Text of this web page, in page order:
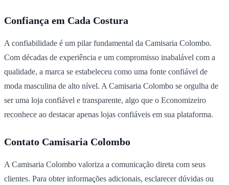
Confiança em Cada Costura
A confiabilidade é um pilar fundamental da Camisaria Colombo.
Com décadas de experiência e um compromisso inabalável com a
qualidade, a marca se estabeleceu como uma fonte confiável de
moda masculina de alto nível. A Camisaria Colombo se orgulha de
ser uma loja confiável e transparente, algo que o Economizeiro
reconhece ao destacar apenas lojas confiáveis em sua plataforma.
Contato Camisaria Colombo
A Camisaria Colombo valoriza a comunicação direta com seus
clientes. Para obter informações adicionais, esclarecer dúvidas ou